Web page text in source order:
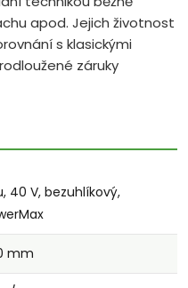
apod. Jejich životnost
s klasickými
záruky
40 V, bezuhlíkový,
mm